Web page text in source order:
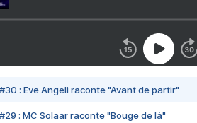
#30 : Eve Angeli raconte "Avant de partir"
#29 : MC Solaar raconte "Bouge de là"